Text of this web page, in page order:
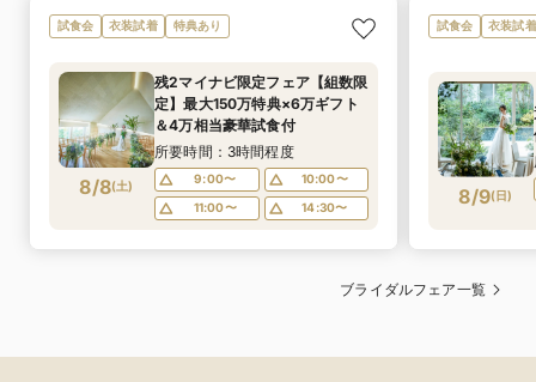
試食会 衣装試着 特典あり
8/8(土)
残2マイナビ限定フェア【組数限
定】最大150万特典×6万ギフト
＆4万相当豪華試食付
所要時間：3時間程度
9:00〜
10:00〜
11:00〜
14:30〜
試食会 衣装試着
8/9(日)
ブライダルフェア一覧